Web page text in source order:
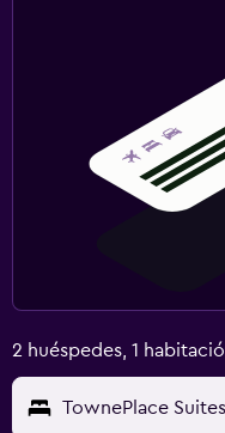
2 huéspedes, 1
TownePlace